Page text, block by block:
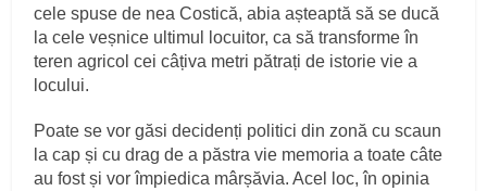
cele spuse de nea Costică, abia așteaptă să se ducă
la cele veșnice ultimul locuitor, ca să transforme în
teren agricol cei câțiva metri pătrați de istorie vie a
locului.
Poate se vor găsi decidenți politici din zonă cu scaun
la cap și cu drag de a păstra vie memoria a toate câte
au fost și vor împiedica mârșăvia. Acel loc, în opinia